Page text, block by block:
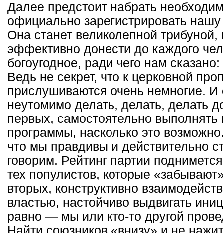
Далее предстоит набрать
официально зарегистрировать
Она станет великолепной
эффективно донести до каждого
богоугодное, ради чего нам
Ведь не секрет, что к церковной
прислушиваются очень немногие.
неутомимо делать, делать, делать
первых, самостоятельно выполнять
программы, насколько это
что мы правдивы и действительно
говорим. Рейтинг партии
тех популистов, которые
вторых, конструктивно
властью, настойчиво выдвигать
равно — мы или кто-то другой
Найти союзников «внизу» и не